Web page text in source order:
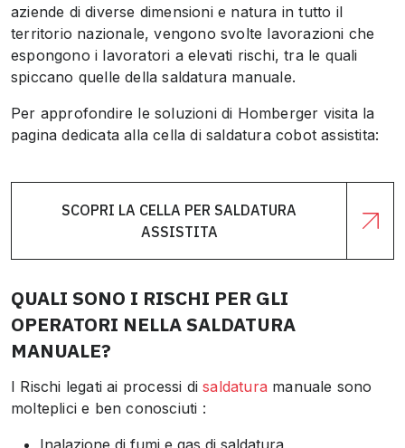
aziende di diverse dimensioni e natura in tutto il
territorio nazionale, vengono svolte lavorazioni che
espongono i lavoratori a elevati rischi, tra le quali
spiccano quelle della saldatura manuale.
Per approfondire le soluzioni di Homberger visita la
pagina dedicata alla cella di saldatura cobot assistita:
SCOPRI LA CELLA PER SALDATURA
ASSISTITA
QUALI SONO I RISCHI PER GLI
OPERATORI NELLA SALDATURA
MANUALE?
I Rischi legati ai processi disaldatura manuale sono
molteplici e ben conosciuti :